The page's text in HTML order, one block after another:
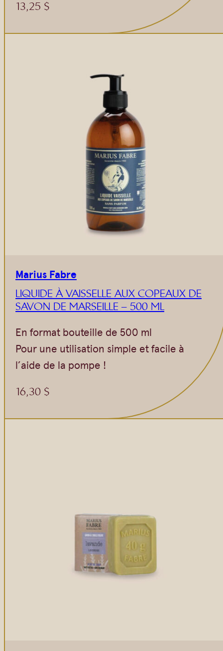
13,25 $
Marius Fabre
LIQUIDE À VAISSELLE AUX COPEAUX DE
SAVON DE MARSEILLE – 500 ML
En format bouteille de 500 ml
Pour une utilisation simple et facile à
l’aide de la pompe !
16,30 $